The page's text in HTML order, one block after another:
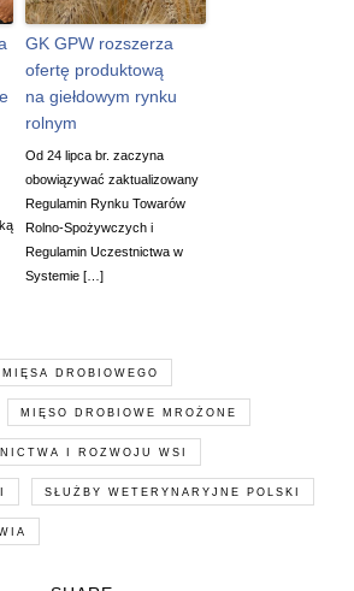
GK GPW rozszerza
ofertę produktową
na giełdowym rynku
rolnym
Od 24 lipca br. zaczyna
obowiązywać zaktualizowany
Regulamin Rynku Towarów
Rolno-Spożywczych i
Regulamin Uczestnictwa w
Systemie […]
DROBIOWEGO
MIĘSO DROBIOWE MROŻONE
I ROZWOJU WSI
SŁUŻBY WETERYNARYJNE POLSKI